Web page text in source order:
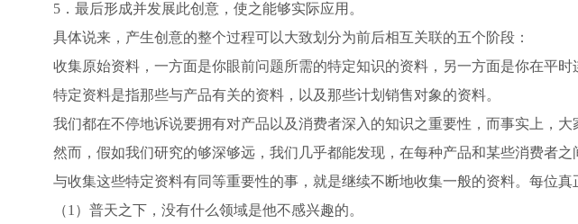
5．最后形成并发展此创意，使之能够实际应用。
具体说来，产生创意的整个过程可以大致划分为前后相互关联的五个阶段：
收集原始资料，一方面是你眼前问题所需的特定知识的资料，另一方面是你在平时
特定资料是指那些与产品有关的资料，以及那些计划销售对象的资料。
我们都在不停地诉说要拥有对产品以及消费者深入的知识之重要性，而事实上，大
然而，假如我们研究的够深够远，我们几乎都能发现，在每种产品和某些消费者
与收集这些特定资料有同等重要性的事，就是继续不断地收集一般的资料。每位真
（1）普天之下，没有什么领域是他不感兴趣的。